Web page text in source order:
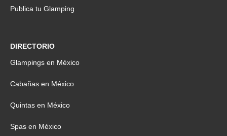
Publica tu Glamping
DIRECTORIO
Glampings en México
Cabañas en México
Quintas en México
Spas en México